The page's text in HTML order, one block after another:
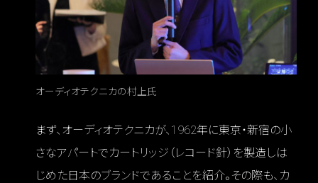
オーディオテクニカの村上氏
まず、オーディオテクニカが、1962年に東京・新宿の小
さなアパートでカートリッジ（レコード針）を製造しは
じめた日本のブランドであることを紹介。その際も、カ